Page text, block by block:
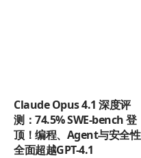
Claude Opus 4.1 深度评
测：74.5% SWE-bench 登
顶！编程、Agent与安全性
全面超越GPT-4.1